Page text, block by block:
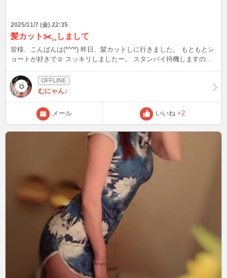
2025/11/7 (金) 22:35
髪カット✂️⸒⸒しまして
皆様、こんばんは(*^^*) 昨日、髪カットしに行きました。 もともとシ
ョートが好きで☺️ スッキリしましたー。 スタンバイ待機しますの
す。 家族がいつ入って来るか分からない状況の中ですが^^; 楽しくお
話しましょ☺️ 今夜はサービスサービス(エヴァンゲリオンのミサトさ
ん風)笑🤣 エヴァンゲリオンを知らない方はすみま せん(￣▽￣;) サー
ビスといってもあっちの方とは限らないのでそこは秘密🤫 何か変な
ブログですみません🙇‍♀️
むにゃん♪
メール いいね +2